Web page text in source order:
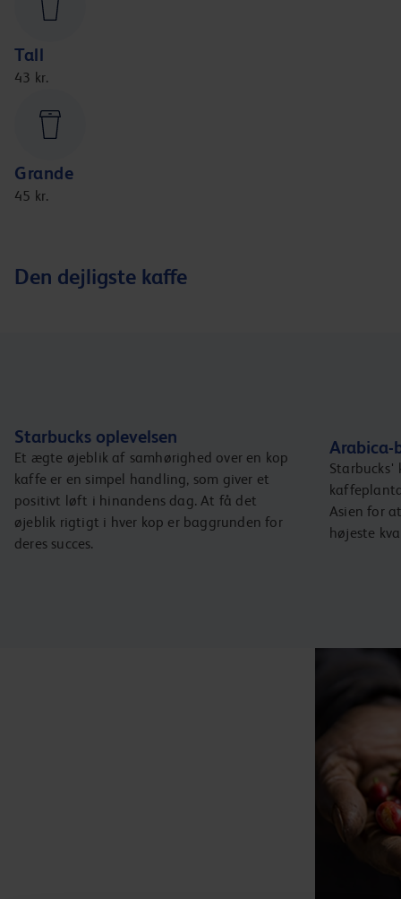
Tall
43 kr.
Grande
45 kr.
Den dejligste kaffe
Starbucks oplevelsen
Et ægte øjeblik af samhørighed over en kop
kaffe er en simpel handling, som giver et
positivt løft i hinandens dag. At få det
øjeblik rigtigt i hver kop er baggrunden for
deres succes.
Arabica-
Starbucks'
Asien for
højeste